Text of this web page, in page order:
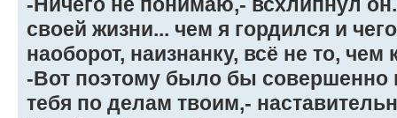
своей жизни... чем я гордился и
наоборот, наизнанку, всё не то, чем
-Вот поэтому было бы совершенно
тебя по делам твоим,-